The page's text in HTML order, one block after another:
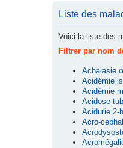
Liste des
Voici la liste des
Filtrer par nom
Achalasie
Acidémie
Acidémie
Acidose
Acidurie 2-
Acro-